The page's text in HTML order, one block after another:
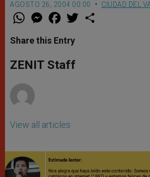
AGOSTO 26, 2004 00:00 CIUDAD DEL
W
t
s
p
p
M
e
s
e
g
e
F
a
e
b
o
k
w
Share this Entry
ZENIT Staff
View all articles